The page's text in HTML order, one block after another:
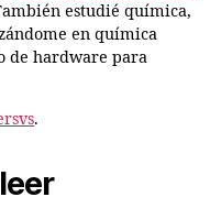
estudié química,
en química
de hardware para
.